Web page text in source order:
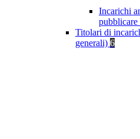
Incarichi
Titolari di
generali) 6